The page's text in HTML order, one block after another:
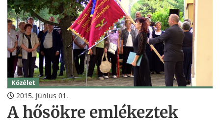
Közélet
2015. június 01.
A hősökre emlékeztek